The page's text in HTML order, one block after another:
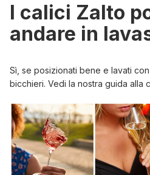
I calici Zalto
andare in
Sì, se posizionati bene e lavati
bicchieri. Vedi la nostra guida alla